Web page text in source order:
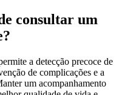
consultar um
a detecção precoce de
de complicações e a
um acompanhamento